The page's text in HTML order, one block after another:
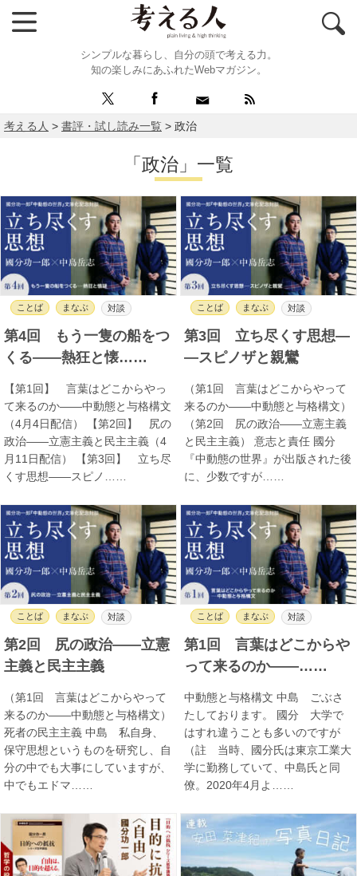
シンプルな暮らし、自分の頭で考える力。
知の楽しみにあふれたWebマガジン。
考える人 > 書評・試し読み一覧 > 政治
「政治」一覧
ことば まなぶ 対談
第4回 もう一隻の船をつ
くる――熱狂と懐……
【第1回】 言葉はどこからやっ
て来るのか――中動態と与格構文
（4月4日配信） 【第2回】 尻の
政治――立憲主義と民主主義（4
月11日配信） 【第3回】 立ち尽
くす思想――スピノ……
ことば まなぶ 対談
第3回 立ち尽くす思想―
―スピノザと親鸞
（第1回 言葉はどこからやって
来るのか――中動態と与格構文）
（第2回 尻の政治――立憲主義
と民主主義） 意志と責任 國分
『中動態の世界』が出版された後
に、少数ですが……
ことば まなぶ 対談
第2回 尻の政治――立憲
主義と民主主義
（第1回 言葉はどこからやって
来るのか――中動態と与格構文）
死者の民主主義 中島 私自身、
保守思想というものを研究し、自
分の中でも大事にしていますが、
中でもエドマ……
ことば まなぶ 対談
第1回 言葉はどこからや
って来るのか――……
中動態と与格構文 中島 ごぶさ
たしております。 國分 大学で
はすれ違うことも多いのですが
（註 当時、國分氏は東京工業大
学に勤務していて、中島氏と同
僚。2020年4月よ……